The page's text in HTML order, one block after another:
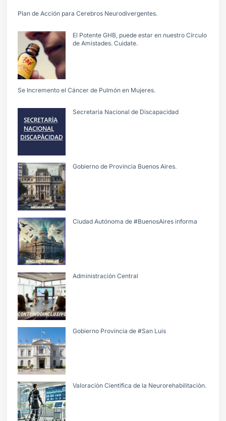
Plan de Acción para Cerebros Neurodivergentes.
El Potente GHB, puede estar en nuestro Círculo
de Amistades. Cuidate.
Se Incremento el Cáncer de Pulmón en Mujeres.
Secretarìa Nacional de Discapacidad
Gobierno de Provincia Buenos Aires.
Ciudad Autónoma de #BuenosAires informa
Administración Central
Gobierno Provincia de #San Luis
Valoraciòn Cientifica de la Neurorehabilitaciòn.